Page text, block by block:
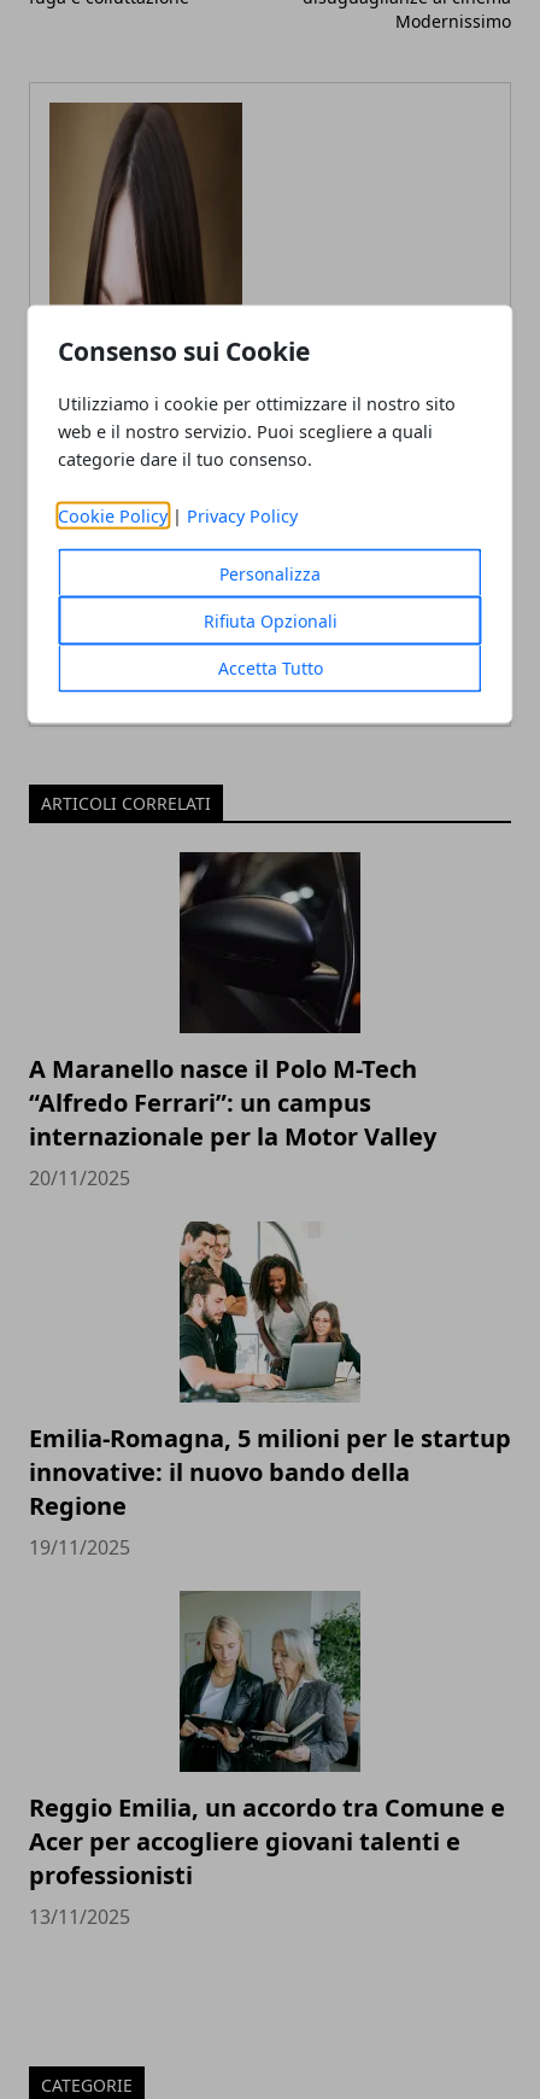
Consenso sui Cookie
Utilizziamo i cookie per ottimizzare il nostro sito
web e il nostro servizio. Puoi scegliere a quali
categorie dare il tuo consenso.
Cookie Policy | Privacy Policy
Personalizza
Rifiuta Opzionali
Accetta Tutto
Modernissimo
Annalisa Biasi
Autrice di articoli per blog, laureata
in Psicologia con la passione per la
scrittura e le guide How to
ARTICOLI CORRELATI
A Maranello nasce il Polo M-Tech
“Alfredo Ferrari”: un campus
internazionale per la Motor Valley
20/11/2025
Emilia-Romagna, 5 milioni per le startup
innovative: il nuovo bando della
Regione
19/11/2025
Reggio Emilia, un accordo tra Comune e
Acer per accogliere giovani talenti e
professionisti
13/11/2025
CATEGORIE